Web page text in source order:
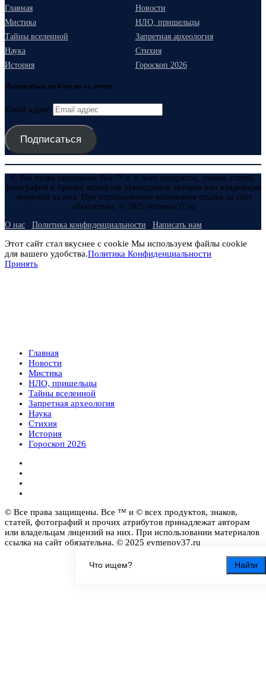
Найти
Главная
Новости
Мистика
НЛО, пришельцы
Тайны вселенной
Запретная археология
Наука
Стихия
История
Гороскоп 2026
Подписаться на блог по эл. почте
Email адрес
Подписаться
© Все права защищены. Все ™ и © всех продуктов, знаков, статей,
фотографий и прочих атрибутов принадлежат авторам или владельцам
лицензий на них. При использовании материалов ссылка на сайт
обязательна. © 2025 evmenov37.ru
О нас Политика конфиденциальности Написать нам
Этот сайт стал вкуснее с cookie Мы используем файлы cookie
для вашего удобства.Политика Конфиденциальности
Принять
Главная
Новости
Мистика
НЛО, пришельцы
Тайны вселенной
Запретная археология
Наука
Стихия
История
Гороскоп 2026
© Все права защищены. Все ™ и © всех продуктов, знаков,
статей, фотографий и прочих атрибутов принадлежат авторам
или владельцам лицензий на них. При использовании материалов
ссылка на сайт обязательна. © 2025 evmenov37.ru